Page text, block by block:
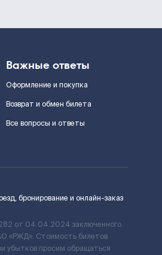
Важные ответы
Оформление и покупка
Возврат и обмен билета
Все вопросы и ответы
бронирование и онлайн-заказ
от 04.04.2024 заключенного
«РЖД». Стоимость билетов
убытков просим обращаться